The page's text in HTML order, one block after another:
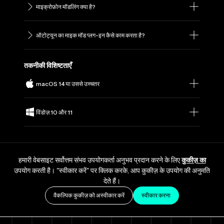
माइक्रोफ़ोन मॉडलिंग क्या है?
ऑटोट्यून का माइक मॉड प्लग-इन कैसे काम करता है?
तकनीकी विशिष्टताएँ
macOS 14 या उससे उच्चतर
विंडोज़ 10 और 11
हमारी वेबसाइट सर्वोत्तम संभव उपयोगकर्ता अनुभव प्रदान करने के लिएकुकीज़ का
उपयोग करती है। "स्वीकार करें" पर क्लिक करके, आप कुकीज़ के उपयोग की अनुमति
देते हैं।
वैकल्पिक कुकीज़ को अस्वीकार करें स्वीकार करना